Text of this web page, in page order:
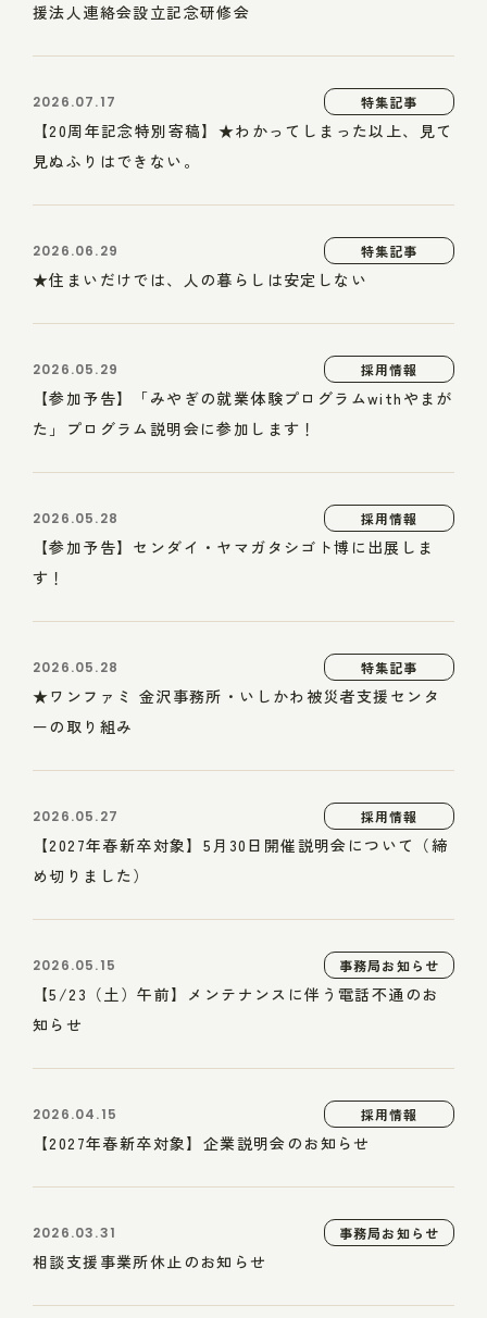
援法人連絡会設立記念研修会
2026.07.17 特集記事
【20周年記念特別寄稿】★わかってしまった以上、見て
見ぬふりはできない。
2026.06.29 特集記事
★住まいだけでは、人の暮らしは安定しない
2026.05.29 採用情報
【参加予告】「みやぎの就業体験プログラムwithやまが
た」プログラム説明会に参加します！
2026.05.28 採用情報
【参加予告】センダイ・ヤマガタシゴト博に出展しま
す！
2026.05.28 特集記事
★ワンファミ 金沢事務所・いしかわ被災者支援センタ
ーの取り組み
2026.05.27 採用情報
【2027年春新卒対象】5月30日開催説明会について（締
め切りました）
2026.05.15 事務局お知らせ
【5/23（土）午前】メンテナンスに伴う電話不通のお
知らせ
2026.04.15 採用情報
【2027年春新卒対象】企業説明会のお知らせ
2026.03.31 事務局お知らせ
相談支援事業所休止のお知らせ